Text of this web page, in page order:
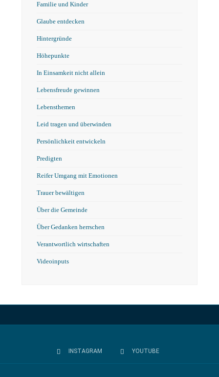
Familie und Kinder
Glaube entdecken
Hintergründe
Höhepunkte
In Einsamkeit nicht allein
Lebensfreude gewinnen
Lebensthemen
Leid tragen und überwinden
Persönlichkeit entwickeln
Predigten
Reifer Umgang mit Emotionen
Trauer bewältigen
Über die Gemeinde
Über Gedanken herrschen
Verantwortlich wirtschaften
Videoinputs
INSTAGRAM YOUTUBE